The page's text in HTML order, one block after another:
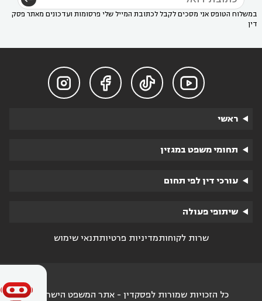
במשלוח הטופס אני מסכים לקבל לכתובת המייל שלי פרסומות ועדכונים מאתר פסק
דין




ראשי
תחומי משפט במגזין
עורכי דין לפי תחום
שיתופי פעולה
שרות לקוחותמדיניות פרטיותתנאי שימוש
כל הזכויות שמורות לפסקדין - אתר המשפט הישראלי